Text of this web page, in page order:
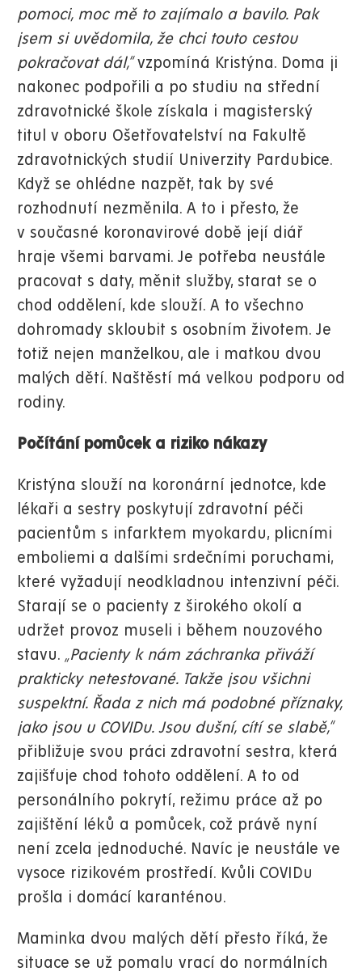
pomoci, moc mě to zajímalo a bavilo. Pak
jsem si uvědomila, že chci touto cestou
pokračovat dál,“vzpomíná Kristýna. Doma ji
nakonec podpořili a po studiu na střední
zdravotnické škole získala i magisterský
titul v oboru Ošetřovatelství na Fakultě
zdravotnických studií Univerzity Pardubice.
Když se ohlédne nazpět, tak by své
rozhodnutí nezměnila. A to i přesto, že
v současné koronavirové době její diář
hraje všemi barvami. Je potřeba neustále
pracovat s daty, měnit služby, starat se o
chod oddělení, kde slouží. A to všechno
dohromady skloubit s osobním životem. Je
totiž nejen manželkou, ale i matkou dvou
malých dětí. Naštěstí má velkou podporu od
rodiny.
Počítání pomůcek a riziko nákazy
Kristýna slouží na koronární jednotce, kde
lékaři a sestry poskytují zdravotní péči
pacientům s infarktem myokardu, plicními
emboliemi a dalšími srdečními poruchami,
které vyžadují neodkladnou intenzivní péči.
Starají se o pacienty z širokého okolí a
udržet provoz museli i během nouzového
stavu. „Pacienty k nám záchranka přiváží
prakticky netestované. Takže jsou všichni
suspektní. Řada z nich má podobné příznaky,
jako jsou u COVIDu. Jsou dušní, cítí se slabě,“
přibližuje svou práci zdravotní sestra, která
zajišťuje chod tohoto oddělení. A to od
personálního pokrytí, režimu práce až po
zajištění léků a pomůcek, což právě nyní
není zcela jednoduché. Navíc je neustále ve
vysoce rizikovém prostředí. Kvůli COVIDu
prošla i domácí karanténou.
Maminka dvou malých dětí přesto říká, že
situace se už pomalu vrací do normálních